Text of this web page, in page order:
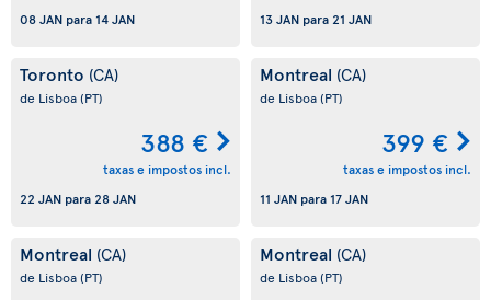
08 JAN para 14 JAN
13 JAN para21 JAN
Toronto (CA)
de Lisboa(PT)
388 €
taxas e impostos incl.
22 JAN para28 JAN
Montreal (CA)
de Lisboa(PT)
399 €
taxas e impostos incl.
11 JAN para 17 JAN
Montreal (CA)
de Lisboa(PT)
Montreal (CA)
de Lisboa(PT)